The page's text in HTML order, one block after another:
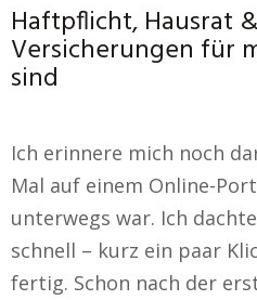
Haftpflicht, Hausrat
Versicherungen für
sind
Ich erinnere mich noch
Mal auf einem Online-
unterwegs war. Ich
schnell – kurz ein paar
fertig. Schon nach der